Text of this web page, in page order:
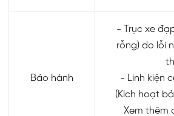
Bảo hành
- Trục xe
rỗng) do lỗi
- Linh kiện
(Kích hoạt
Xem thêm